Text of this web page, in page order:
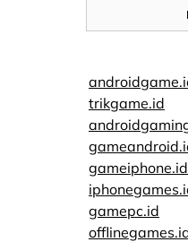
trikgame.id
gameiphone.id
gamepc.id